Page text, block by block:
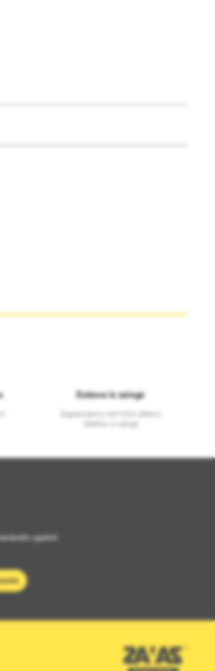
Dobava iz zaloge
Zagotavljamo vam hitro dobavo
izdelkov iz zaloge
ugodnih